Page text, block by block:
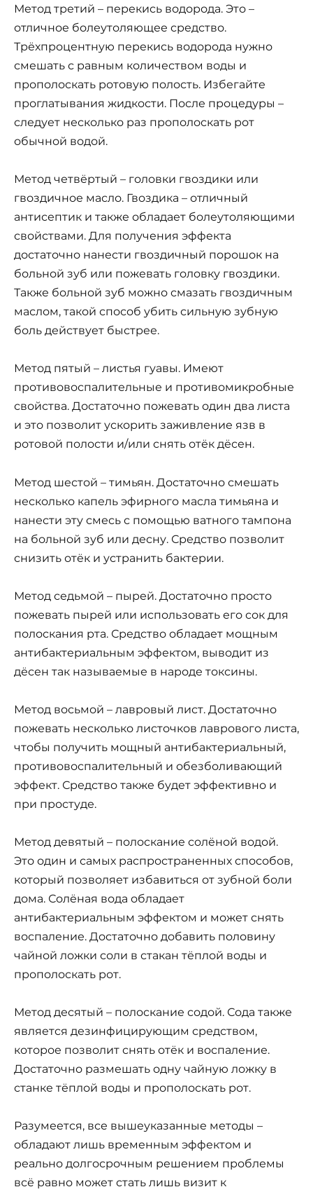
Метод третий – перекись водорода. Это –
отличное болеутоляющее средство.
Трёхпроцентную перекись водорода нужно
смешать с равным количеством воды и
прополоскать ротовую полость. Избегайте
проглатывания жидкости. После процедуры –
следует несколько раз прополоскать рот
обычной водой.
Метод четвёртый – головки гвоздики или
гвоздичное масло. Гвоздика – отличный
антисептик и также обладает болеутоляющими
свойствами. Для получения эффекта
достаточно нанести гвоздичный порошок на
больной зуб или пожевать головку гвоздики.
Также больной зуб можно смазать гвоздичным
маслом, такой способ убить сильную зубную
боль действует быстрее.
Метод пятый – листья гуавы. Имеют
противовоспалительные и противомикробные
свойства. Достаточно пожевать один два листа
и это позволит ускорить заживление язв в
ротовой полости и/или снять отёк дёсен.
Метод шестой – тимьян. Достаточно смешать
несколько капель эфирного масла тимьяна и
нанести эту смесь с помощью ватного тампона
на больной зуб или десну. Средство позволит
снизить отёк и устранить бактерии.
Метод седьмой – пырей. Достаточно просто
пожевать пырей или использовать его сок для
полоскания рта. Средство обладает мощным
антибактериальным эффектом, выводит из
дёсен так называемые в народе токсины.
Метод восьмой – лавровый лист. Достаточно
пожевать несколько листочков лаврового листа,
чтобы получить мощный антибактериальный,
противовоспалительный и обезболивающий
эффект. Средство также будет эффективно и
при простуде.
Метод девятый – полоскание солёной водой.
Это один и самых распространенных способов,
который позволяет избавиться от зубной боли
дома. Солёная вода обладает
антибактериальным эффектом и может снять
воспаление. Достаточно добавить половину
чайной ложки соли в стакан тёплой воды и
прополоскать рот.
Метод десятый – полоскание содой. Сода также
является дезинфицирующим средством,
которое позволит снять отёк и воспаление.
Достаточно размешать одну чайную ложку в
станке тёплой воды и прополоскать рот.
Разумеется, все вышеуказанные методы –
обладают лишь временным эффектом и
реально долгосрочным решением проблемы
всё равно может стать лишь визит к